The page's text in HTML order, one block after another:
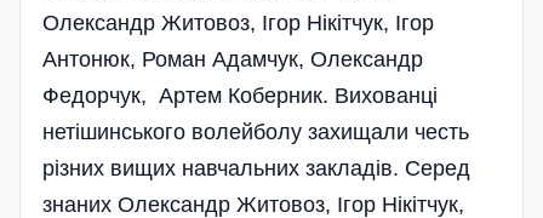
Олександр Житовоз, Ігор Нікітчук, Ігор
Антонюк, Роман Адамчук, Олександр
Федорчук, Артем Коберник. Вихованці
нетішинського волейболу захищали честь
різних вищих навчальних закладів. Серед
знаних Олександр Житовоз, Ігор Нікітчук,